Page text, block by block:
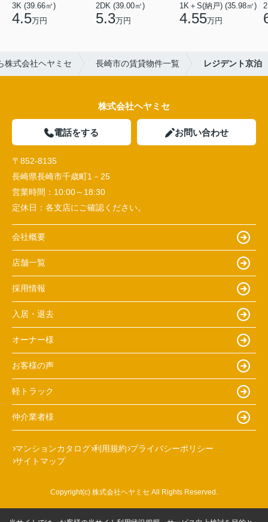
3K (39.66㎡)
4.5万円
2DK (39.00㎡)
5.3万円
1K＋S(納戸) (35.98㎡)
4.55万円
株式会社ヘヤミセ 長崎市の賃貸物件一覧 レジデント京泊
株式会社ヘヤミセ
電話をする お問い合わせ
〒852-8135
長崎県長崎市千歳町1－25
営業時間： 10:00～18:30
定休日： 各支店にご確認ください。
会社概要
店舗一覧
採用情報
入居・退去
オーナー様
お客様の声
軽トラック
仲介業者様
マンションカタログ 利用規約 プライバシーポリシー
サイトマップ
Copyright(c) 株式会社ヘヤミセ All Rights Reserved.